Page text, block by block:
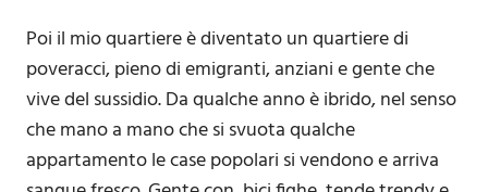
Poi il mio quartiere è diventato un quartiere di
poveracci, pieno di emigranti, anziani e gente che
vive del sussidio. Da qualche anno è ibrido, nel senso
che mano a mano che si svuota qualche
appartamento le case popolari si vendono e arriva